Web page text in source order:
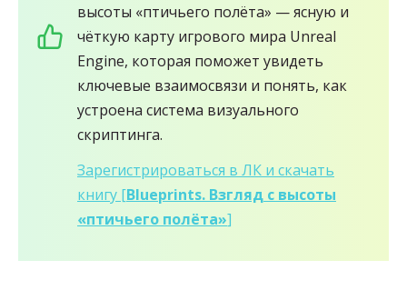
высоты «птичьего полёта» — ясную и
чёткую карту игрового мира Unreal
Engine, которая поможет увидеть
ключевые взаимосвязи и понять, как
устроена система визуального
скриптинга.
Зарегистрироваться в ЛК и скачать
книгу [Blueprints. Взгляд с высоты
«птичьего полёта»]